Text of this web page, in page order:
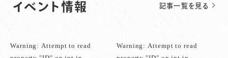
イベント情報 記事一覧を見る
Warning: Attempt to read
Warning: Attempt to read